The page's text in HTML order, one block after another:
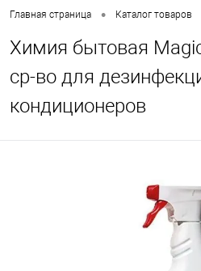
Главная страница • Каталог товаров
Химия бытовая
ср-во для
кондиционеров